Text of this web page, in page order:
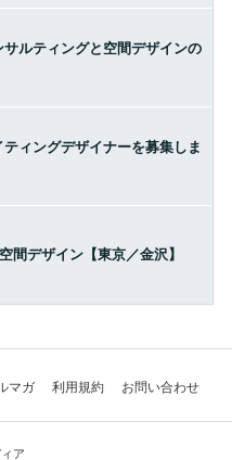
ルティングと空間デザインの
ィングデザイナーを募集しま
間デザイン【東京／金沢】
マガ 利用規約 お問い合わせ
ア